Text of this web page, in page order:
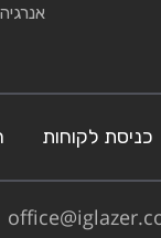
כניסת לקוחות